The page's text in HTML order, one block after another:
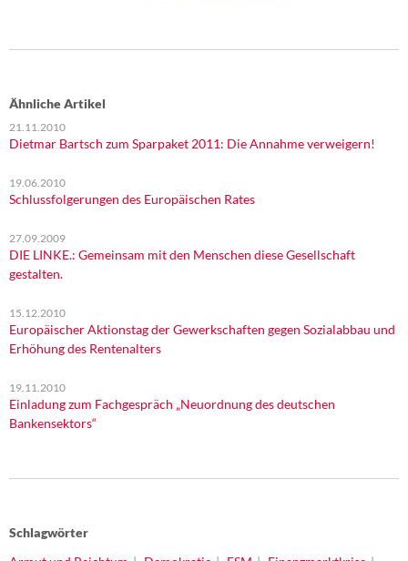
Ähnliche Artikel
21.11.2010
Dietmar Bartsch zum Sparpaket 2011: Die Annahme verweigern!
19.06.2010
Schlussfolgerungen des Europäischen Rates
27.09.2009
DIE LINKE.: Gemeinsam mit den Menschen diese Gesellschaft
gestalten.
15.12.2010
Europäischer Aktionstag der Gewerkschaften gegen Sozialabbau und
Erhöhung des Rentenalters
19.11.2010
Einladung zum Fachgespräch „Neuordnung des deutschen
Bankensektors“
Schlagwörter